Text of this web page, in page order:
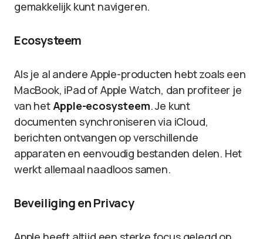
gemakkelijk kunt navigeren.
Ecosysteem
Als je al andere Apple-producten hebt zoals een
MacBook, iPad of Apple Watch, dan profiteer je
van hetApple-ecosysteem. Je kunt
documenten synchroniseren via iCloud,
berichten ontvangen op verschillende
apparaten en eenvoudig bestanden delen. Het
werkt allemaal naadloos samen.
Beveiliging en Privacy